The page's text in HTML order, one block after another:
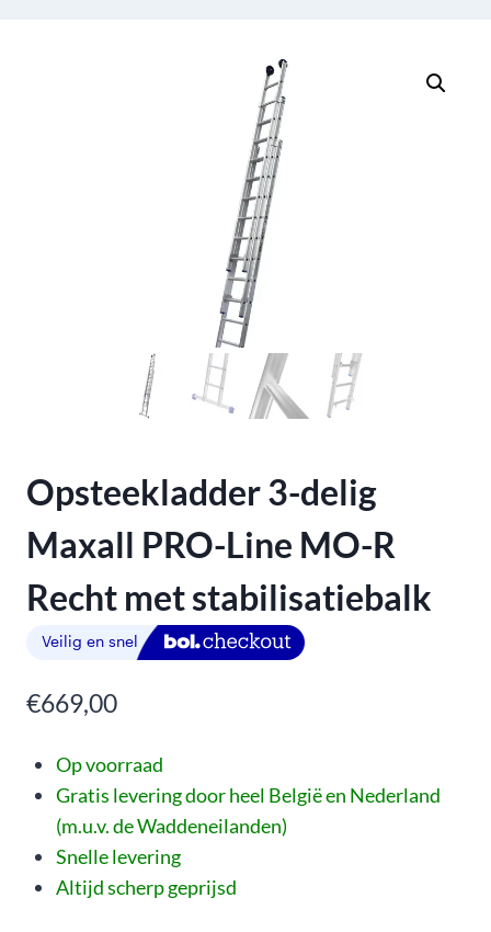
Opsteekladder 3-delig
Maxall PRO-Line MO-R
Recht met stabilisatiebalk
€669,00
Op voorraad
Gratis levering door heel België en Nederland
(m.u.v. de Waddeneilanden)
Snelle levering
Altijd scherp geprijsd